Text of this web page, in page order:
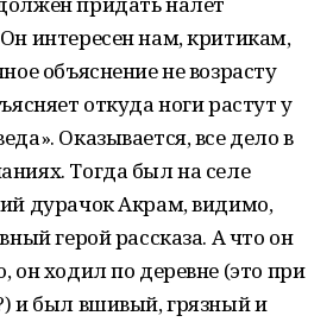
интересен нам, критикам,
объяснение не возрасту
откуда ноги растут у
Оказывается, все дело в
Тогда был на селе
дурачок Акрам, видимо,
герой рассказа. А что он
он ходил по деревне (это при
и был вшивый, грязный и